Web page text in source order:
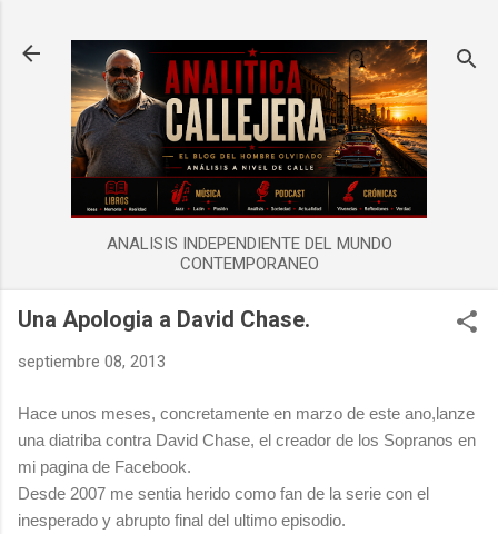
ANALISIS INDEPENDIENTE DEL MUNDO
CONTEMPORANEO
Una Apologia a David Chase.
septiembre 08, 2013
Hace unos meses, concretamente en marzo de este ano,lanze
una diatriba contra David Chase, el creador de los Sopranos en
mi pagina de Facebook.
Desde 2007 me sentia herido como fan de la serie con el
inesperado y abrupto final del ultimo episodio.